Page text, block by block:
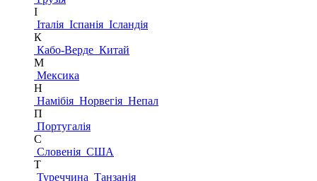
І
Італія Іспанія Ісландія
К
Кабо-Верде Китай
М
Мексика
Н
Намібія Норвегія Непал
П
Португалія
С
Словенія США
Т
Туреччина Танзанія